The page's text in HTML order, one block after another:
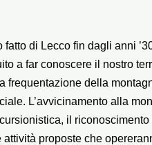
di Lecco fin dagli anni
a far conoscere il nostro
della
L’avvicinamento alla
il
proposte che